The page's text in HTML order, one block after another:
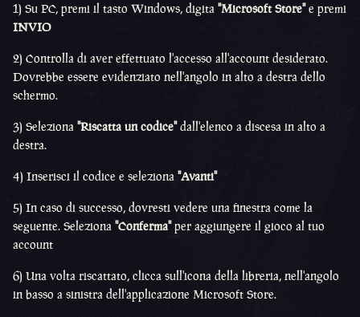
1) Su PC, premi il tasto Windows, digita "Microsoft Store"e premi
INVIO
2) Controlla di aver effettuato l'accesso all'account desiderato.
Dovrebbe essere evidenziato nell'angolo in alto a destra dello
schermo.
3) Seleziona "Riscatta un codice"dall'elenco a discesa in alto a
destra.
4) Inserisci il codice e seleziona "Avanti"
5) In caso di successo, dovresti vedere una finestra come la
seguente. Seleziona "Conferma"per aggiungere il gioco al tuo
account
6) Una volta riscattato, clicca sull'icona della libreria, nell'angolo
in basso a sinistra dell'applicazione Microsoft Store.